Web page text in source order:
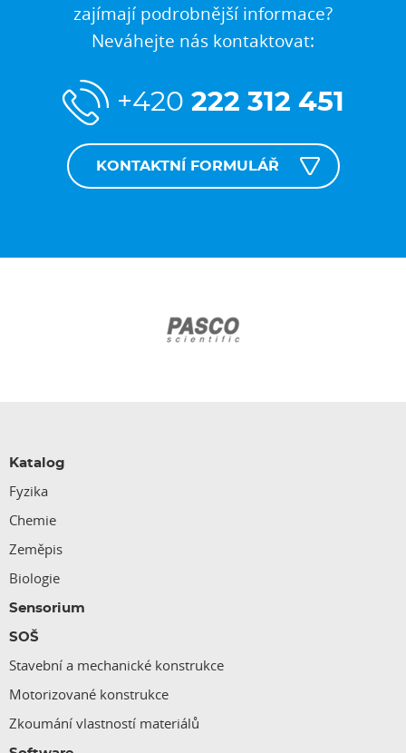
zajímají podrobnější informace?
Neváhejte nás kontaktovat:
+420 222 312 451
KONTAKTNÍ FORMULÁŘ
Katalog
Fyzika
Chemie
Zeměpis
Biologie
Sensorium
SOŠ
Stavební a mechanické konstrukce
Motorizované konstrukce
Zkoumání vlastností materiálů